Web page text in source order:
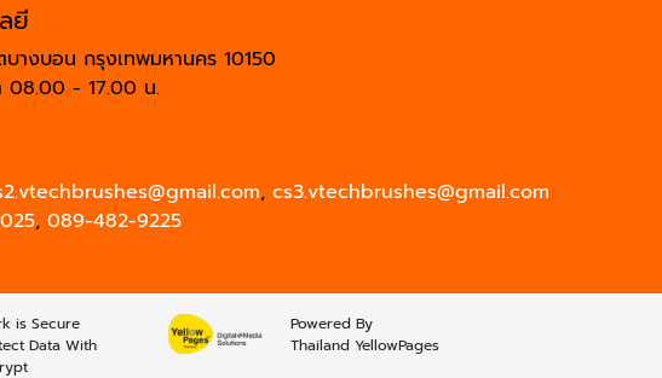
ยี
งบอน กรุงเทพมหานคร 10150
08.00 - 17.00 น.
, cs3.vtechbrushes@gmail.com
, 089-482-9225
is Secure
Data With
Powered By
Thailand YellowPages